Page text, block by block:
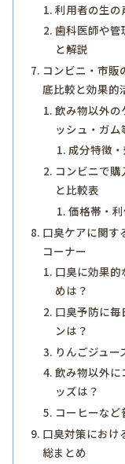
利用者の生の
歯科医師や
と解説
コンビニ・市
底比較と効果的
飲み物以外の
ッシュ・ガ
成分特徴
コンビニで
と比較表
価格帯・
口臭ケアに関す
コーナー
口臭に効果
めは？
口臭予防に
ンは？
りんごジュ
飲み物以外
ッズは？
コーヒーな
口臭対策におけ
総まとめ